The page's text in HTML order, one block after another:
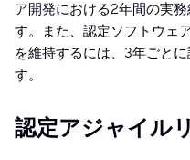
ア開発における2年間の実
す。また、認定ソフトウェ
を維持するには、3年ごと
す。
認定アジャイル